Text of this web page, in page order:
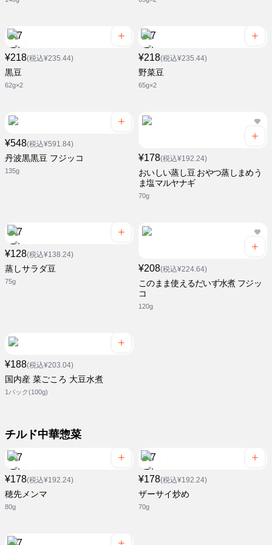
¥218(税込¥235.44)
黒豆
62g×2
¥218(税込¥235.44)
野菜豆
65g×2
¥548(税込¥591.84)
丹波黒黒豆 フジッコ
135g
¥178(税込¥192.24)
おいしい蒸し豆 おやつ蒸しまめう
ま塩マルヤナギ
70g
¥128(税込¥138.24)
蒸しサラダ豆
75g
¥208(税込¥224.64)
このまま使えるだいず水煮 フジッ
コ
120g
¥188(税込¥203.04)
国内産 菜ごころ 大豆水煮
1パック(100g)
チルド中華惣菜
¥178(税込¥192.24)
穂先メンマ
80g
¥178(税込¥192.24)
ザーサイ炒め
70g